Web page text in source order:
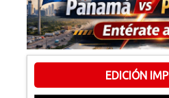
EDICIÓN